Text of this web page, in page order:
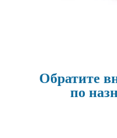
Обратите
по